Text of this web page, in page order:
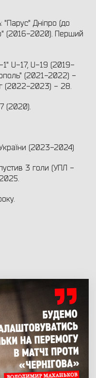
"Парус" Дніпро (до
(2016-2020). Перший
1" U-17, U-19 (2019-
(2021-2022) -
(2022-2023) - 28.
(2020).
(2023-2024)
3 голи (УПЛ -